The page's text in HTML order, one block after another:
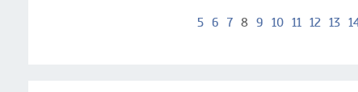
5 6 7 8 9 10 11 12 13